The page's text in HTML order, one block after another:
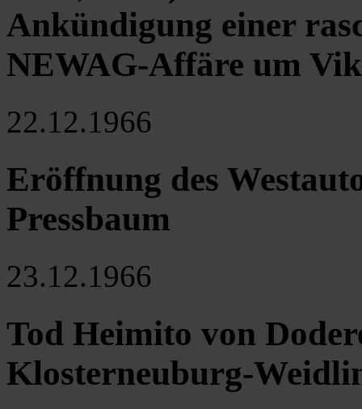
Ankündigung einer
NEWAG-Affäre um
22.12.1966
Eröffnung des
Pressbaum
23.12.1966
Tod Heimito von
Klosterneuburg-